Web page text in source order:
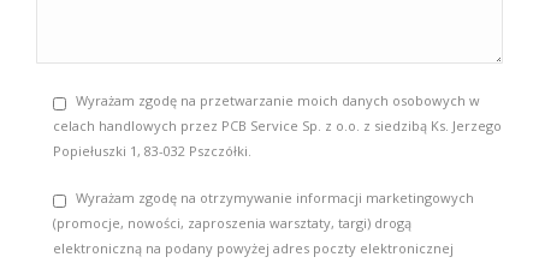
Wyrażam zgodę na przetwarzanie moich danych osobowych w
celach handlowych przez PCB Service Sp. z o.o. z siedzibą Ks. Jerzego
Popiełuszki 1, 83-032 Pszczółki.
Wyrażam zgodę na otrzymywanie informacji marketingowych
(promocje, nowości, zaproszenia warsztaty, targi) drogą
elektroniczną na podany powyżej adres poczty elektronicznej